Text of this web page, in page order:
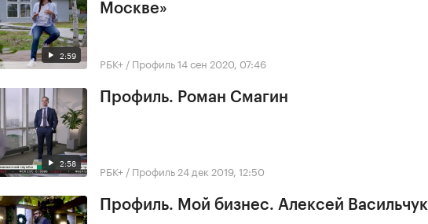
2:59
Москве»
РБК+ / Профиль14 сен 2020, 07:46
2:58
Профиль. Роман Смагин
РБК+ / Профиль 24 дек 2019, 12:50
Профиль. Мой бизнес. Алексей Васильчук